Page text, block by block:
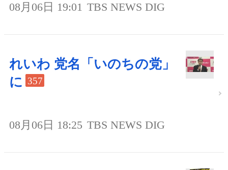
08月06日 19:01 TBS NEWS DIG
れいわ 党名「いのちの党」
に 357
08月06日 18:25 TBS NEWS DIG